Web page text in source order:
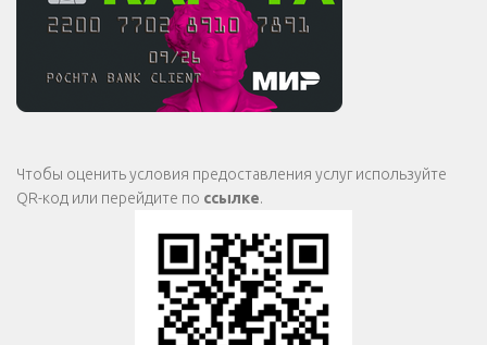
Чтобы оценить условия предоставления услуг используйте
QR-код или перейдите по ссылке.